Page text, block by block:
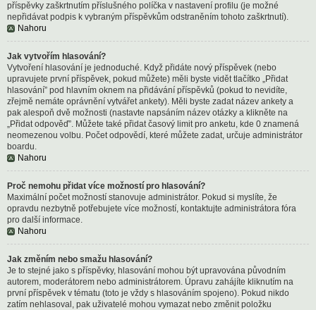
příspěvky zaškrtnutím příslušného políčka v nastavení profilu (je možné
nepřidávat podpis k vybraným příspěvkům odstraněním tohoto zaškrtnutí).
Nahoru
Jak vytvořím hlasování?
Vytvoření hlasování je jednoduché. Když přidáte nový příspěvek (nebo
upravujete první příspěvek, pokud můžete) měli byste vidět tlačítko „Přidat
hlasování” pod hlavním oknem na přidávání příspěvků (pokud to nevidíte,
zřejmě nemáte oprávnění vytvářet ankety). Měli byste zadat název ankety a
pak alespoň dvě možnosti (nastavte napsáním název otázky a klikněte na
„Přidat odpověď”. Můžete také přidat časový limit pro anketu, kde 0 znamená
neomezenou volbu. Počet odpovědí, které můžete zadat, určuje administrátor
boardu.
Nahoru
Proč nemohu přidat více možností pro hlasování?
Maximální počet možností stanovuje administrátor. Pokud si myslíte, že
opravdu nezbytně potřebujete více možností, kontaktujte administrátora fóra
pro další informace.
Nahoru
Jak změním nebo smažu hlasování?
Je to stejné jako s příspěvky, hlasování mohou být upravována původním
autorem, moderátorem nebo administrátorem. Úpravu zahájíte kliknutím na
první příspěvek v tématu (toto je vždy s hlasováním spojeno). Pokud nikdo
zatím nehlasoval, pak uživatelé mohou vymazat nebo změnit položku